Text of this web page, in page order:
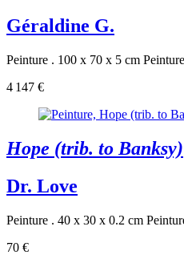
Géraldine G.
Peinture . 100 x 70 x 5 cm
4 147 €
Hope (trib. to Banksy)
Dr. Love
Peinture . 40 x 30 x 0.2 cm
70 €